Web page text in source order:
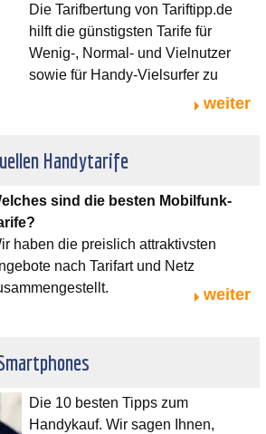
Die Tarifbertung von Tariftipp.de
hilft die günstigsten Tarife für
Wenig-, Normal- und Vielnutzer
sowie für Handy-Vielsurfer zu
weiter
Handytarife
sind die besten Mobilfunk-
haben die preislich attraktivsten
nach Tarifart und Netz
weiter
Die 10 besten Tipps zum
Handykauf. Wir sagen Ihnen,